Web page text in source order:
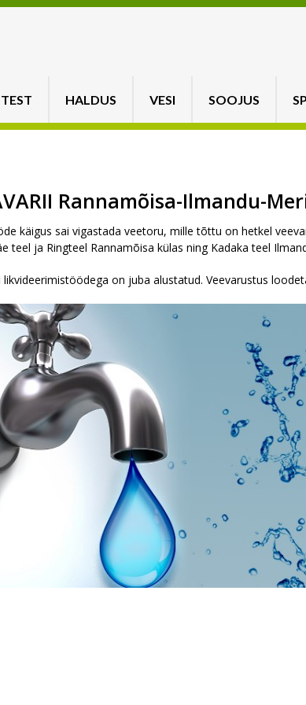
HALDUS VESI SOOJUS
Rannamõisa-Ilmandu-
käigus sai vigastada veetoru, mille tõttu on hetkel
teel ja Ringteel Rannamõisa külas ning Kadaka teel
likvideerimistöödega on juba alustatud. Veevarustus